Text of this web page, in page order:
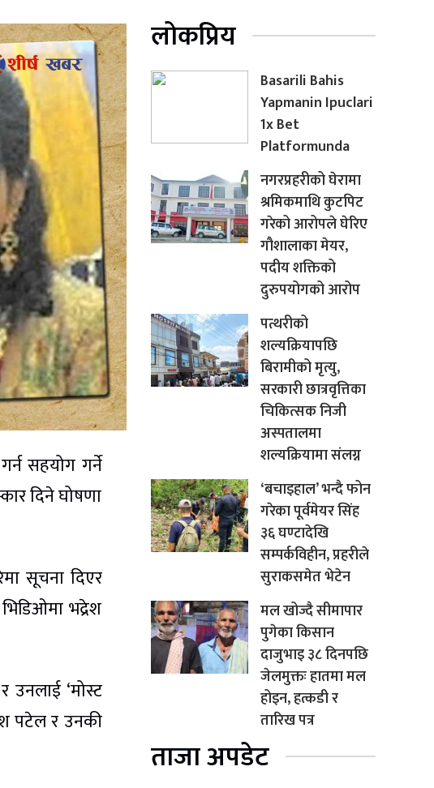
सहयोग गर्ने
दिने घोषणा
सूचना दिएर
भद्रेश
‘मोस्ट
पटेल र उनकी
लोकप्रिय
Basarili Bahis
Yapmanin Ipuclari
1x Bet
Platformunda
नगरप्रहरीको घेरामा
श्रमिकमाथि कुटपिट
गरेको आरोपले घेरिए
गौशालाका मेयर,
पदीय शक्तिको
दुरुपयोगको आरोप
पत्थरीको
शल्यक्रियापछि
बिरामीको मृत्यु,
सरकारी छात्रवृत्तिका
चिकित्सक निजी
अस्पतालमा
शल्यक्रियामा संलग्न
‘बचाइहाल’ भन्दै फोन
गरेका पूर्वमेयर सिंह
३६ घण्टादेखि
सम्पर्कविहीन, प्रहरीले
सुराकसमेत भेटेन
मल खोज्दै सीमापार
पुगेका किसान
दाजुभाइ ३८ दिनपछि
जेलमुक्तः हातमा मल
होइन, हत्कडी र
तारिख पत्र
ताजा अपडेट